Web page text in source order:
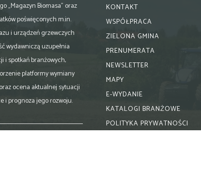
„Magazyn Biomasa” oraz
poświęconych m.in.
i urządzeń grzewczych
wydawniczą uzupełnia
i spotkań branżowych,
platformy wymiany
ocena aktualnej sytuacji
i prognoza jego rozwoju.
KONTAKT
WSPÓŁPRACA
ZIELONA GMINA
PRENUMERATA
NEWSLETTER
MAPY
E-WYDANIE
KATALOGI BRANŻOWE
POLITYKA PRYWATNOŚCI